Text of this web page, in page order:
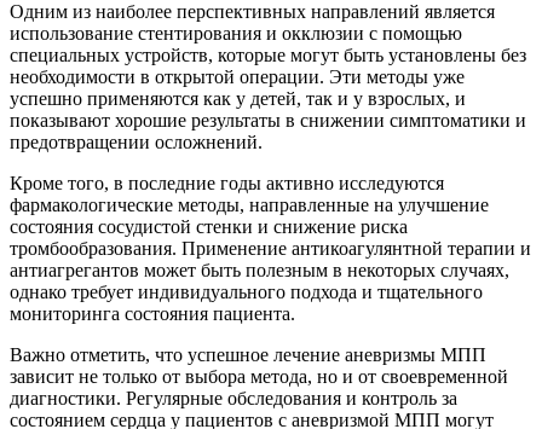
Одним из наиболее перспективных направлений является
использование стентирования и окклюзии с помощью
специальных устройств, которые могут быть установлены без
необходимости в открытой операции. Эти методы уже
успешно применяются как у детей, так и у взрослых, и
показывают хорошие результаты в снижении симптоматики и
предотвращении осложнений.
Кроме того, в последние годы активно исследуются
фармакологические методы, направленные на улучшение
состояния сосудистой стенки и снижение риска
тромбообразования. Применение антикоагулянтной терапии и
антиагрегантов может быть полезным в некоторых случаях,
однако требует индивидуального подхода и тщательного
мониторинга состояния пациента.
Важно отметить, что успешное лечение аневризмы МПП
зависит не только от выбора метода, но и от своевременной
диагностики. Регулярные обследования и контроль за
состоянием сердца у пациентов с аневризмой МПП могут